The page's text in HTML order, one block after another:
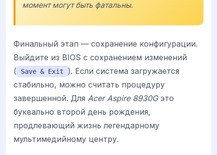
момент могут быть фатальны.
Финальный этап — сохранение конфигурации.
Выйдите из BIOS с сохранением изменений
(
Save & Exit
). Если система загружается
стабильно, можно считать процедуру
завершенной. Для Acer Aspire 8930Gэто
буквально второй день рождения,
продлевающий жизнь легендарному
мультимедийному центру.